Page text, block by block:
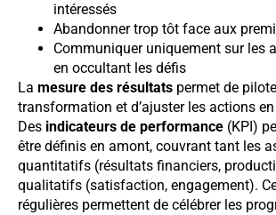
intéressés
Abandonner trop tôt face aux
Communiquer uniquement sur les
en occultant les défis
La mesure des résultats permet de
transformation et d’ajuster les actions
Des indicateurs de performance (KPI)
être définis en amont, couvrant tant les
quantitatifs (résultats financiers,
qualitatifs (satisfaction, engagement).
régulières permettent de célébrer les